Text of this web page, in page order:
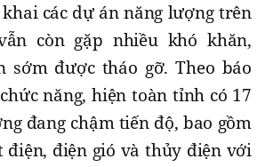
các dự án năng lượng trên
còn gặp nhiều khó khăn,
sớm được tháo gỡ. Theo báo
năng, hiện toàn tỉnh có 17
đang chậm tiến độ, bao gồm
điện, điện gió và thủy điện với